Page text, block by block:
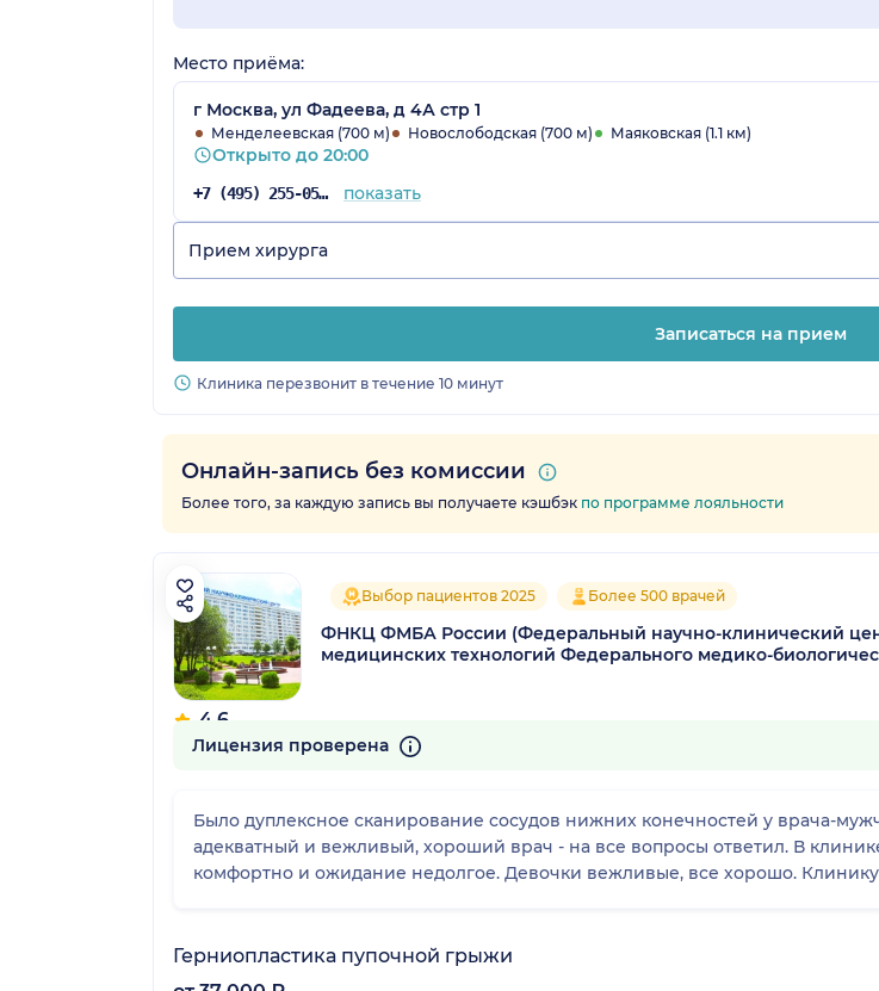
Место приёма:
г Москва, ул Фадеева, д 4А стр 1
Менделеевская (700 м) Новослободская (700 м) Маяковская (1.1 км)
Открыто до 20:00
+7 (495) 255-05-73 показать
Прием хирурга
Записаться на прием
Клиника перезвонит в течение 10 минут
Онлайн-запись без комиссии
Более того, за каждую запись вы получаете кэшбэк по программе лояльности
4.6
2291 отзыв
Выбор пациентов 2025 Более 500 врачей
ФНКЦ ФМБА России (Федеральный научно-клинический
медицинских технологий Федерального медико-
Лицензия проверена
Было дуплексное сканирование сосудов нижних конечностей у врача-
адекватный и вежливый, хороший врач - на все вопросы ответил. В
комфортно и ожидание недолгое. Девочки вежливые, все хорошо.
Герниопластика пупочной грыжи